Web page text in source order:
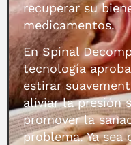
recuperar su
medicamentos.
En Spinal
tecnología
estirar
aliviar la presión
promover la
problema. Ya sea